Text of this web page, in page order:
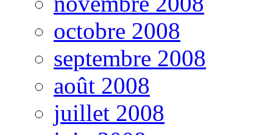
octobre 2008
septembre 2008
août 2008
juillet 2008